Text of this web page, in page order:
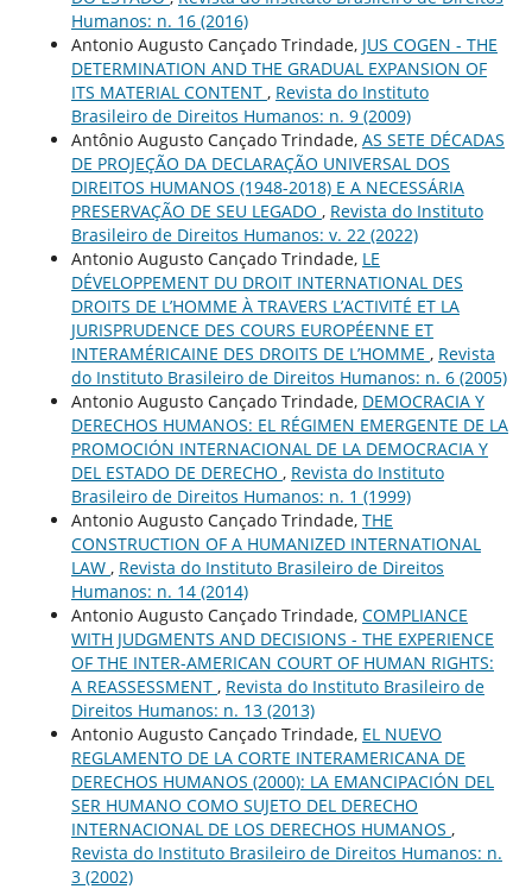
Humanos: n. 16 (2016)
Antonio Augusto Cançado Trindade, JUS COGEN - THE
DETERMINATION AND THE GRADUAL EXPANSION OF
ITS MATERIAL CONTENT , Revista do Instituto
Brasileiro de Direitos Humanos: n. 9 (2009)
Antônio Augusto Cançado Trindade, AS SETE DÉCADAS
DE PROJEÇÃO DA DECLARAÇÃO UNIVERSAL DOS
DIREITOS HUMANOS (1948-2018) E A NECESSÁRIA
PRESERVAÇÃO DE SEU LEGADO , Revista do Instituto
Brasileiro de Direitos Humanos: v. 22 (2022)
Antonio Augusto Cançado Trindade, LE
DÉVELOPPEMENT DU DROIT INTERNATIONAL DES
DROITS DE L’HOMME À TRAVERS L’ACTIVITÉ ET LA
JURISPRUDENCE DES COURS EUROPÉENNE ET
INTERAMÉRICAINE DES DROITS DE L’HOMME , Revista
do Instituto Brasileiro de Direitos Humanos: n. 6 (2005)
Antonio Augusto Cançado Trindade, DEMOCRACIA Y
DERECHOS HUMANOS: EL RÉGIMEN EMERGENTE DE LA
PROMOCIÓN INTERNACIONAL DE LA DEMOCRACIA Y
DEL ESTADO DE DERECHO , Revista do Instituto
Brasileiro de Direitos Humanos: n. 1 (1999)
Antonio Augusto Cançado Trindade, THE
CONSTRUCTION OF A HUMANIZED INTERNATIONAL
LAW , Revista do Instituto Brasileiro de Direitos
Humanos: n. 14 (2014)
Antonio Augusto Cançado Trindade, COMPLIANCE
WITH JUDGMENTS AND DECISIONS - THE EXPERIENCE
OF THE INTER-AMERICAN COURT OF HUMAN RIGHTS:
A REASSESSMENT , Revista do Instituto Brasileiro de
Direitos Humanos: n. 13 (2013)
Antonio Augusto Cançado Trindade, EL NUEVO
REGLAMENTO DE LA CORTE INTERAMERICANA DE
DERECHOS HUMANOS (2000): LA EMANCIPACIÓN DEL
SER HUMANO COMO SUJETO DEL DERECHO
INTERNACIONAL DE LOS DERECHOS HUMANOS ,
Revista do Instituto Brasileiro de Direitos Humanos: n.
3 (2002)